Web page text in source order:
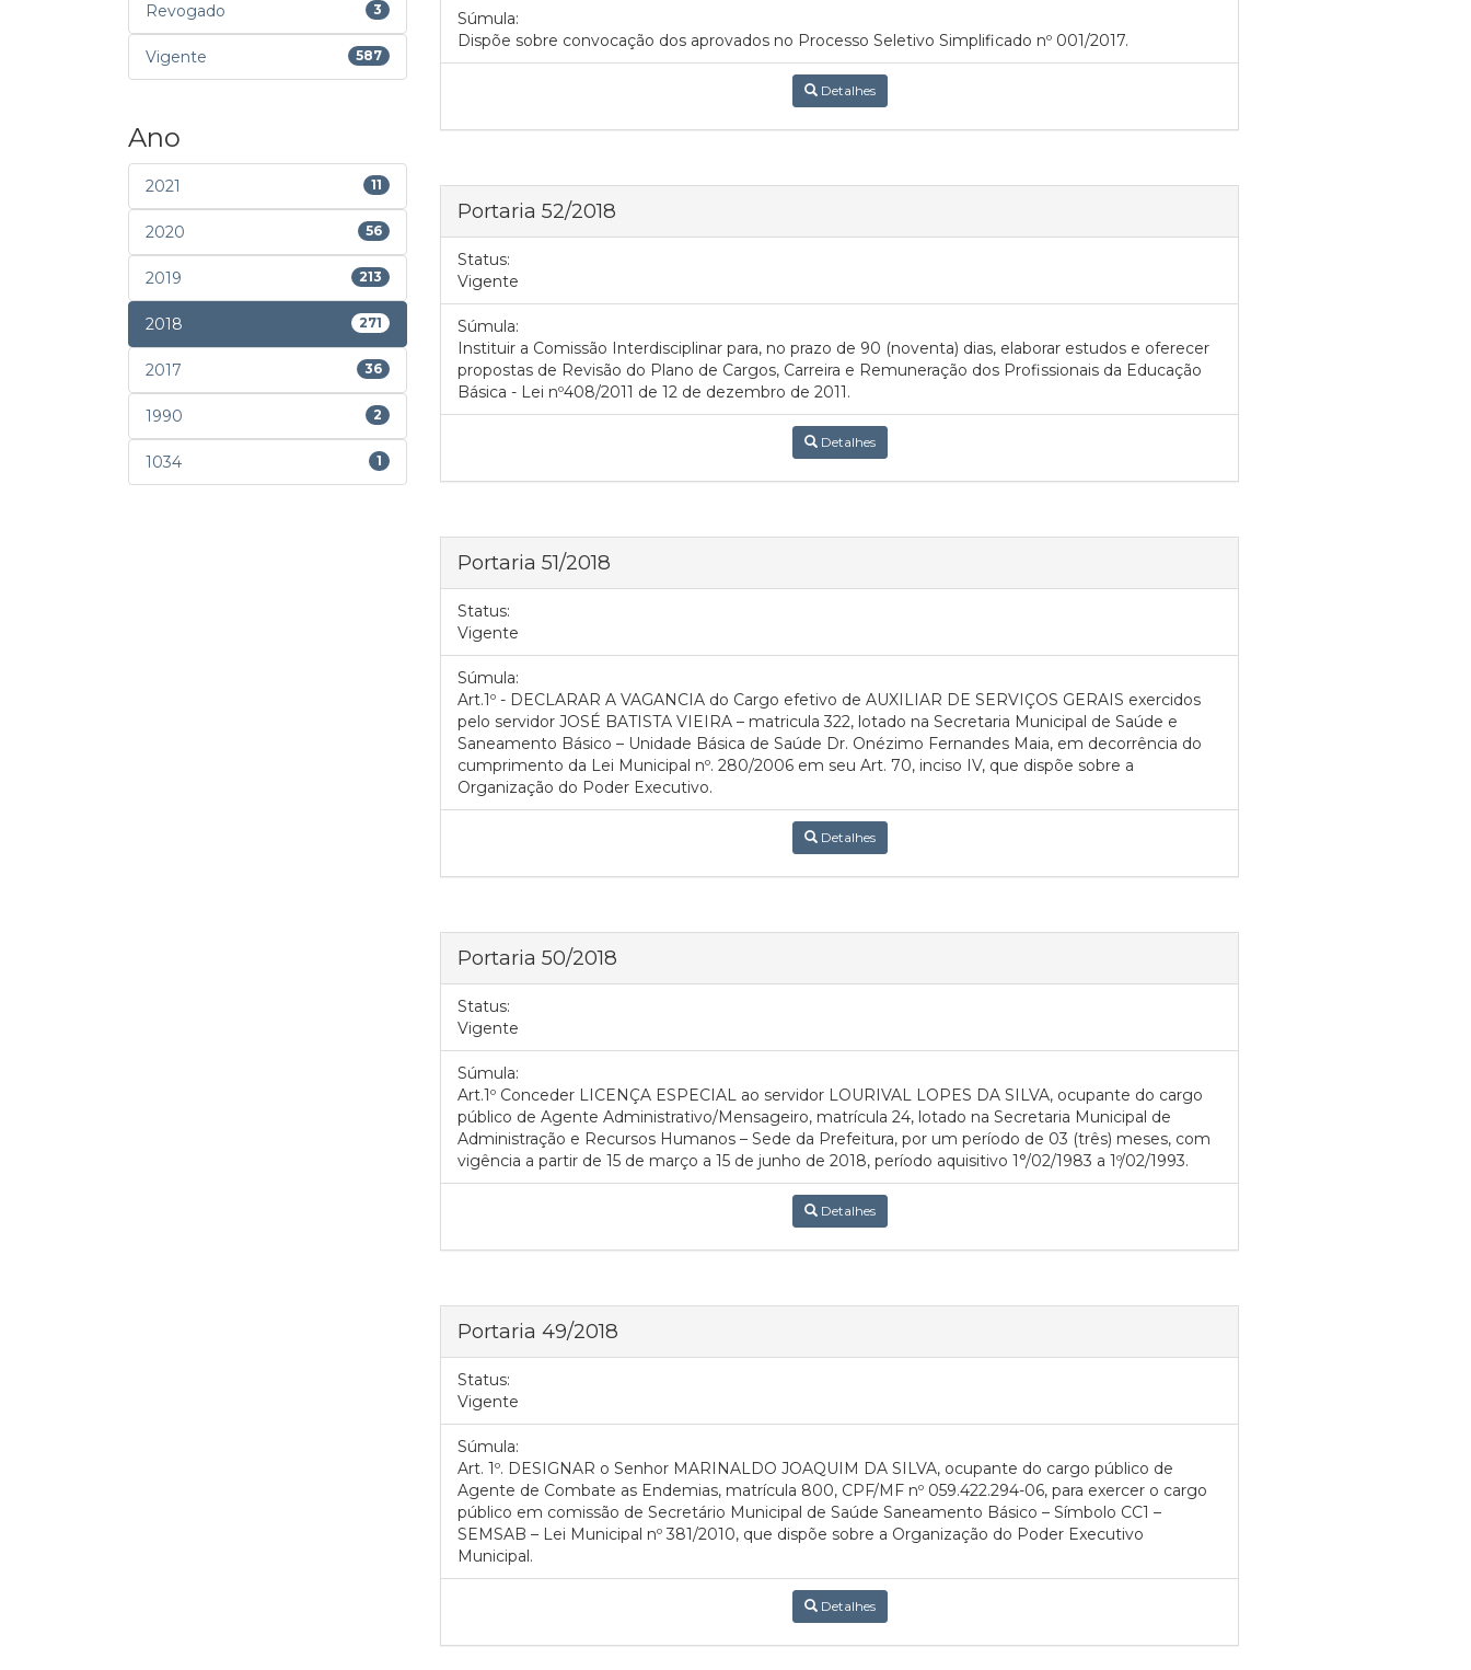
Revogado 3
Vigente 587
Ano
2021 11
2020 56
2019 213
2018 271
2017 36
1990 2
1034 1
Súmula:
Dispõe sobre convocação dos aprovados no Processo Seletivo Simplificado nº 001/2017.
Detalhes
Portaria 52/2018
Status:
Vigente
Súmula:
Instituir a Comissão Interdisciplinar para, no prazo de 90 (noventa) dias, elaborar estudos e oferecer
propostas de Revisão do Plano de Cargos, Carreira e Remuneração dos Profissionais da Educação
Básica - Lei nº408/2011 de 12 de dezembro de 2011.
Detalhes
Portaria 51/2018
Status:
Vigente
Súmula:
Art.1º - DECLARAR A VAGANCIA do Cargo efetivo de AUXILIAR DE SERVIÇOS GERAIS exercidos
pelo servidor JOSÉ BATISTA VIEIRA – matricula 322, lotado na Secretaria Municipal de Saúde e
Saneamento Básico – Unidade Básica de Saúde Dr. Onézimo Fernandes Maia, em decorrência do
cumprimento da Lei Municipal nº. 280/2006 em seu Art. 70, inciso IV, que dispõe sobre a
Organização do Poder Executivo.
Detalhes
Portaria 50/2018
Status:
Vigente
Súmula:
Art.1º Conceder LICENÇA ESPECIAL ao servidor LOURIVAL LOPES DA SILVA, ocupante do cargo
público de Agente Administrativo/Mensageiro, matrícula 24, lotado na Secretaria Municipal de
Administração e Recursos Humanos – Sede da Prefeitura, por um período de 03 (três) meses, com
vigência a partir de 15 de março a 15 de junho de 2018, período aquisitivo 1°/02/1983 a 1º/02/1993.
Detalhes
Portaria 49/2018
Status:
Vigente
Súmula:
Art. 1º. DESIGNAR o Senhor MARINALDO JOAQUIM DA SILVA, ocupante do cargo público de
Agente de Combate as Endemias, matrícula 800, CPF/MF nº 059.422.294-06, para exercer o cargo
público em comissão de Secretário Municipal de Saúde Saneamento Básico – Símbolo CC1 –
SEMSAB – Lei Municipal nº 381/2010, que dispõe sobre a Organização do Poder Executivo
Municipal.
Detalhes